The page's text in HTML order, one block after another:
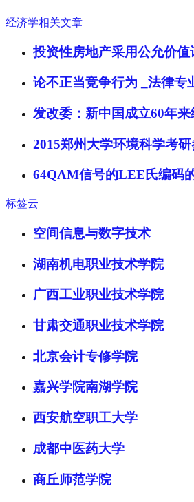
经济学相关文章
投资性房地产采用公允价
论不正当竞争行为 _法律专
发改委：新中国成立60年
2015郑州大学环境科学考
64QAM信号的LEE氏编码
标签云
空间信息与数字技术
湖南机电职业技术学院
广西工业职业技术学院
甘肃交通职业技术学院
北京会计专修学院
嘉兴学院南湖学院
西安航空职工大学
成都中医药大学
商丘师范学院